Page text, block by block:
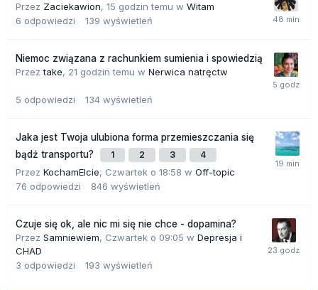
Przez Zaciekawion, 15 godzin temu w Witam
6 odpowiedzi 139 wyświetleń
Niemoc związana z rachunkiem sumienia i spowiedzią
Przeztake, 21 godzin temu w Nerwica natręctw
5 odpowiedzi 134 wyświetleń
Jaka jest Twoja ulubiona forma przemieszczania się
bądź transportu?
1 2 3 4
Przez KochamElcie, Czwartek o 18:58 w Off-topic
76 odpowiedzi 846 wyświetleń
Czuje się ok, ale nic mi się nie chce - dopamina?
Przez Samniewiem, Czwartek o 09:05 w Depresja i
CHAD
3 odpowiedzi 193 wyświetleń